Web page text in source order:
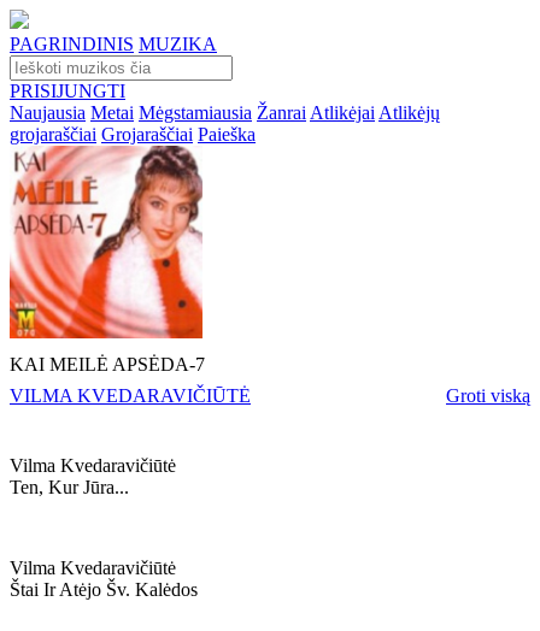
PAGRINDINIS MUZIKA
PRISIJUNGTI
Naujausia Metai Mėgstamiausia Žanrai Atlikėjai Atlikėjų
grojaraščiai Grojaraščiai Paieška
KAI MEILĖ APSĖDA-7
VILMA KVEDARAVIČIŪTĖ
Groti viską
Vilma Kvedaravičiūtė
Ten, Kur Jūra...
Vilma Kvedaravičiūtė
Štai Ir Atėjo Šv. Kalėdos